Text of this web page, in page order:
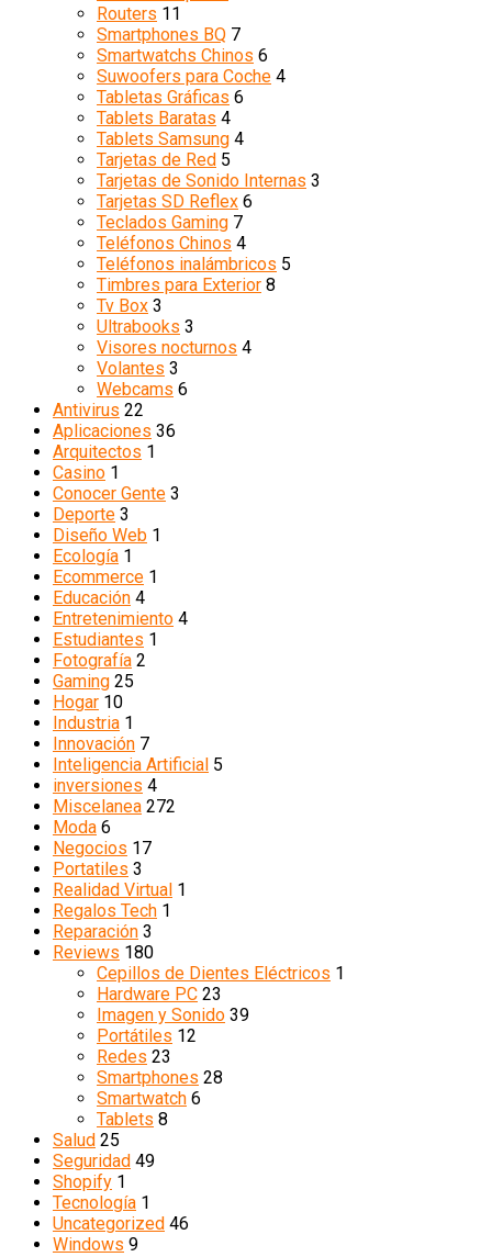
Routers 11
Smartphones BQ 7
Smartwatchs Chinos 6
Suwoofers para Coche 4
Tabletas Gráficas 6
Tablets Baratas 4
Tablets Samsung 4
Tarjetas de Red 5
Tarjetas de Sonido Internas 3
Tarjetas SD Reflex 6
Teclados Gaming 7
Teléfonos Chinos 4
Teléfonos inalámbricos 5
Timbres para Exterior 8
Tv Box 3
Ultrabooks 3
Visores nocturnos 4
Volantes 3
Webcams 6
Antivirus 22
Aplicaciones 36
Arquitectos 1
Casino 1
Conocer Gente 3
Deporte 3
Diseño Web 1
Ecología 1
Ecommerce 1
Educación 4
Entretenimiento 4
Estudiantes 1
Fotografía 2
Gaming 25
Hogar 10
Industria 1
Innovación 7
Inteligencia Artificial 5
inversiones 4
Miscelanea 272
Moda 6
Negocios 17
Portatiles 3
Realidad Virtual 1
Regalos Tech 1
Reparación 3
Reviews 180
Cepillos de Dientes Eléctricos 1
Hardware PC 23
Imagen y Sonido 39
Portátiles 12
Redes 23
Smartphones 28
Smartwatch 6
Tablets 8
Salud 25
Seguridad 49
Shopify 1
Tecnología 1
Uncategorized 46
Windows 9